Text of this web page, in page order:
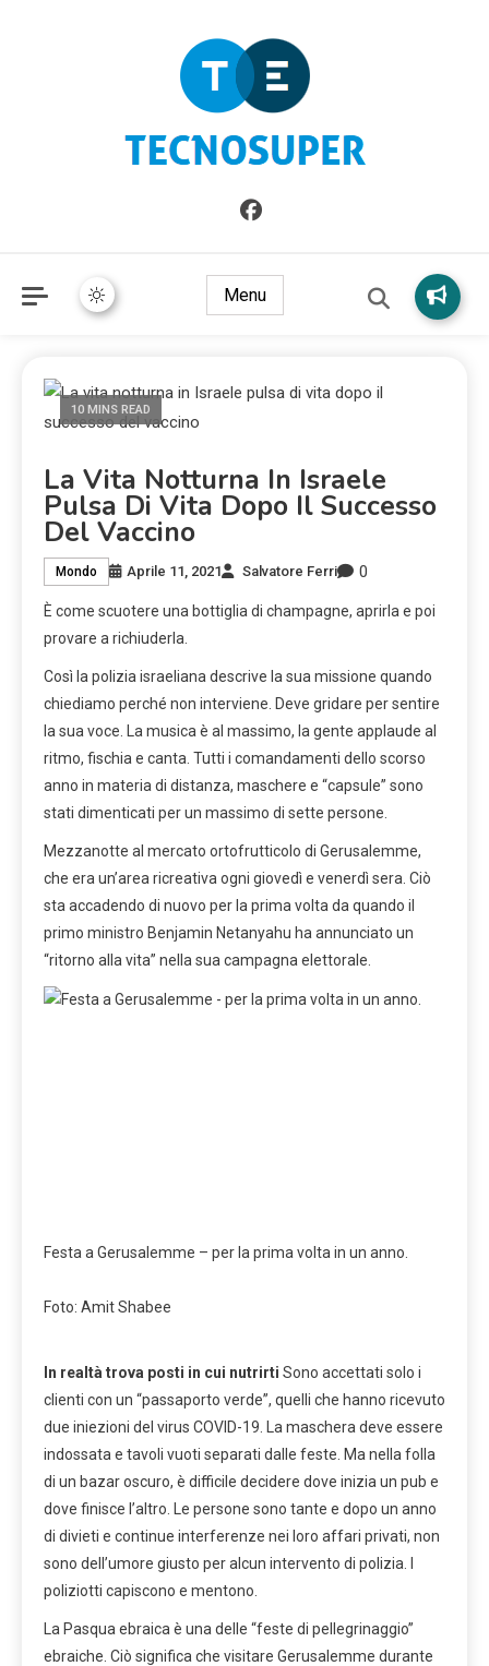
TecnoSuper.net
Informazioni sull'Italia. Seleziona gli argomenti di cui vuoi
saperne di più
Menu
10 MINS READ
La Vita Notturna In Israele
Pulsa Di Vita Dopo Il Successo
Del Vaccino
Mondo Aprile 11, 2021 Salvatore Ferri 0
È come scuotere una bottiglia di champagne, aprirla e poi
provare a richiuderla.
Così la polizia israeliana descrive la sua missione quando
chiediamo perché non interviene. Deve gridare per sentire
la sua voce. La musica è al massimo, la gente applaude al
ritmo, fischia e canta. Tutti i comandamenti dello scorso
anno in materia di distanza, maschere e “capsule” sono
stati dimenticati per un massimo di sette persone.
Mezzanotte al mercato ortofrutticolo di Gerusalemme,
che era un’area ricreativa ogni giovedì e venerdì sera. Ciò
sta accadendo di nuovo per la prima volta da quando il
primo ministro Benjamin Netanyahu ha annunciato un
“ritorno alla vita” nella sua campagna elettorale.
Festa a Gerusalemme – per la prima volta in un anno.
Foto: Amit Shabee
In realtà trova posti in cui nutrirti Sono accettati solo i
clienti con un “passaporto verde”, quelli che hanno ricevuto
due iniezioni del virus COVID-19. La maschera deve essere
indossata e tavoli vuoti separati dalle feste. Ma nella folla
di un bazar oscuro, è difficile decidere dove inizia un pub e
dove finisce l’altro. Le persone sono tante e dopo un anno
di divieti e continue interferenze nei loro affari privati, non
sono dell’umore giusto per alcun intervento di polizia. I
poliziotti capiscono e mentono.
La Pasqua ebraica è una delle “feste di pellegrinaggio”
ebraiche. Ciò significa che visitare Gerusalemme durante